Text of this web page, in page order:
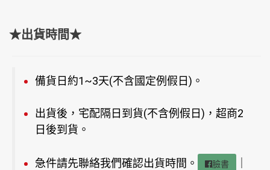
★出貨時間★
備貨日約1~3天(不含國定例假日)。
出貨後，宅配隔日到貨(不含例假日)，超商2
日後到貨。
急件請先聯絡我們確認出貨時間。 臉書